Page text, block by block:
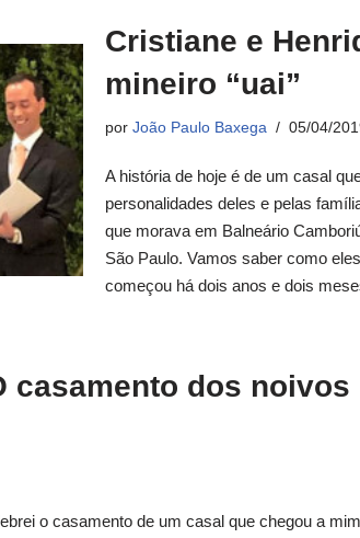
Cristiane e
mineiro “uai”
porJoão Paulo Baxega 05/04/
A história de hoje é de um casal
personalidades deles e pelas
que morava em Balneário
São Paulo. Vamos saber como
começou há dois anos e dois
casamento dos noivos
o casamento de um casal que chegou a